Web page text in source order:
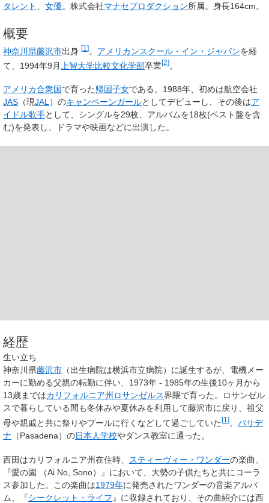
タレント 女優。株式会社マナセプロダクション所属。身長164cm。
概要
神奈川県藤沢市出身 [1 ] アメリカンスクール・イン・ジャパンを経
て、1994年9月
上智大学比較文化学部卒業[2] 。
アメリカ合衆国で育った帰国子女である。1988年、初めは航空会社
JAS （現JAL）のキャンペーンガールとしてデビューし、その後はア
イドル歌手として、シングルを29枚、アルバムを18枚(ベスト盤を含
む)を発表し、ドラマや映画などに出演した。
経歴
生い立ち
神奈川県藤沢市 （出生病院は横浜市立病院）に誕生するが、電機メー
カーに勤める父親の転勤に伴い、1973年 - 1985年の生後10ヶ月から
13歳まではカリフォルニア州 ロサンゼルス界隈で育った。ロサンゼル
スで暮らしている間も冬休みや夏休みを利用して藤沢市に戻り、祖父
母や親戚と共に祭りやプールに行くなどして過ごしていた [1 ] 。 パサデ
ナ （Pasadena）の日本人学校やダンス教室に通った。
西田はカリフォルニア州在住時、 スティーヴィー・ワンダーの楽曲、
『愛の園 （Ai No, Sono）』において、大勢の子供たちと共にコーラ
ス参加した。この楽曲は1979年に発売されたワンダーの音楽アルバ
ム、『シークレット・ライフ 』に収録されており、その曲紹介には西